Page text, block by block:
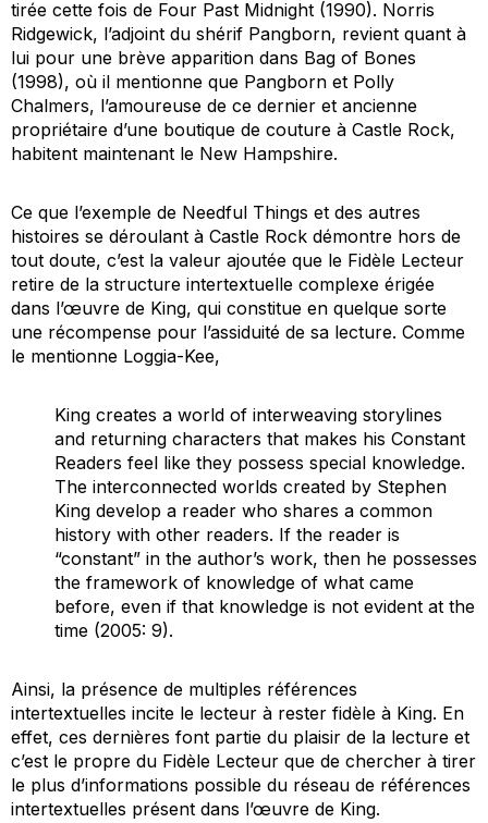
tirée cette fois de Four Past Midnight (1990). Norris
Ridgewick, l’adjoint du shérif Pangborn, revient quant à
lui pour une brève apparition dans Bag of Bones
(1998), où il mentionne que Pangborn et Polly
Chalmers, l’amoureuse de ce dernier et ancienne
propriétaire d’une boutique de couture à Castle Rock,
habitent maintenant le New Hampshire.
Ce que l’exemple de Needful Things et des autres
histoires se déroulant à Castle Rock démontre hors de
tout doute, c’est la valeur ajoutée que le Fidèle Lecteur
retire de la structure intertextuelle complexe érigée
dans l’œuvre de King, qui constitue en quelque sorte
une récompense pour l’assiduité de sa lecture. Comme
le mentionne Loggia-Kee,
King creates a world of interweaving storylines
and returning characters that makes his Constant
Readers feel like they possess special knowledge.
The interconnected worlds created by Stephen
King develop a reader who shares a common
history with other readers. If the reader is
“constant” in the author’s work, then he possesses
the framework of knowledge of what came
before, even if that knowledge is not evident at the
time (2005: 9).
Ainsi, la présence de multiples références
intertextuelles incite le lecteur à rester fidèle à King. En
effet, ces dernières font partie du plaisir de la lecture et
c’est le propre du Fidèle Lecteur que de chercher à tirer
le plus d’informations possible du réseau de références
intertextuelles présent dans l’œuvre de King.